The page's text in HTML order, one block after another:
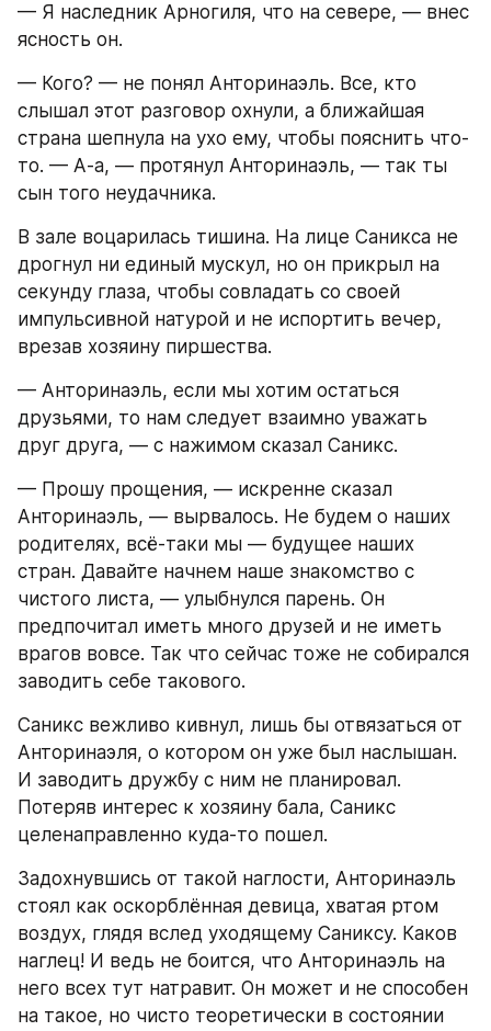
— Я наследник Арногиля, что на севере, — внес
ясность он.
— Кого? — не понял Анторинаэль. Все, кто
слышал этот разговор охнули, а ближайшая
страна шепнула на ухо ему, чтобы пояснить что-
то. — А-а, — протянул Анторинаэль, — так ты
сын того неудачника.
В зале воцарилась тишина. На лице Саникса не
дрогнул ни единый мускул, но он прикрыл на
секунду глаза, чтобы совладать со своей
импульсивной натурой и не испортить вечер,
врезав хозяину пиршества.
— Анторинаэль, если мы хотим остаться
друзьями, то нам следует взаимно уважать
друг друга, — с нажимом сказал Саникс.
— Прошу прощения, — искренне сказал
Анторинаэль, — вырвалось. Не будем о наших
родителях, всё-таки мы — будущее наших
стран. Давайте начнем наше знакомство с
чистого листа, — улыбнулся парень. Он
предпочитал иметь много друзей и не иметь
врагов вовсе. Так что сейчас тоже не собирался
заводить себе такового.
Саникс вежливо кивнул, лишь бы отвязаться от
Анторинаэля, о котором он уже был наслышан.
И заводить дружбу с ним не планировал.
Потеряв интерес к хозяину бала, Саникс
целенаправленно куда-то пошел.
Задохнувшись от такой наглости, Анторинаэль
стоял как оскорблённая девица, хватая ртом
воздух, глядя вслед уходящему Саниксу. Каков
наглец! И ведь не боится, что Анторинаэль на
него всех тут натравит. Он может и не способен
на такое, но чисто теоретически в состоянии